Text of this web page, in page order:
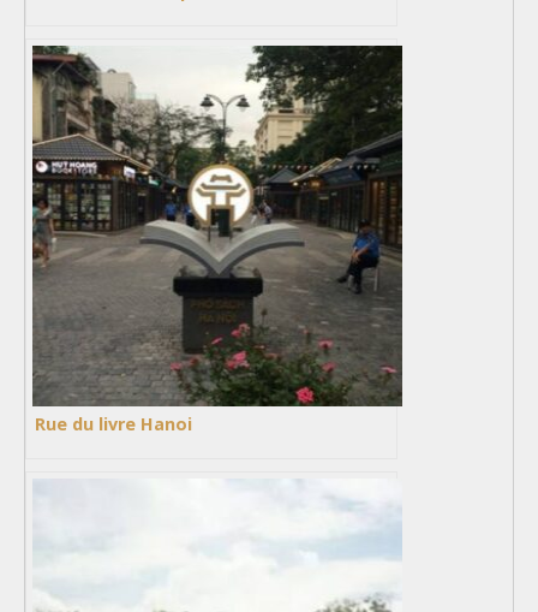
Rue du livre Hanoi